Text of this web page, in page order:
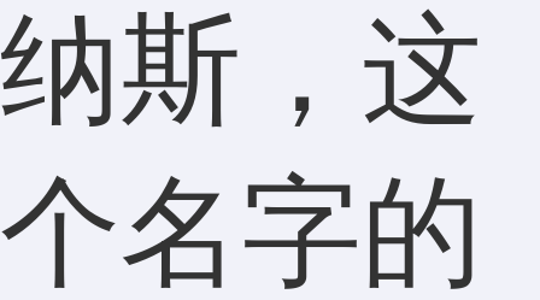
纳斯，这
个名字的